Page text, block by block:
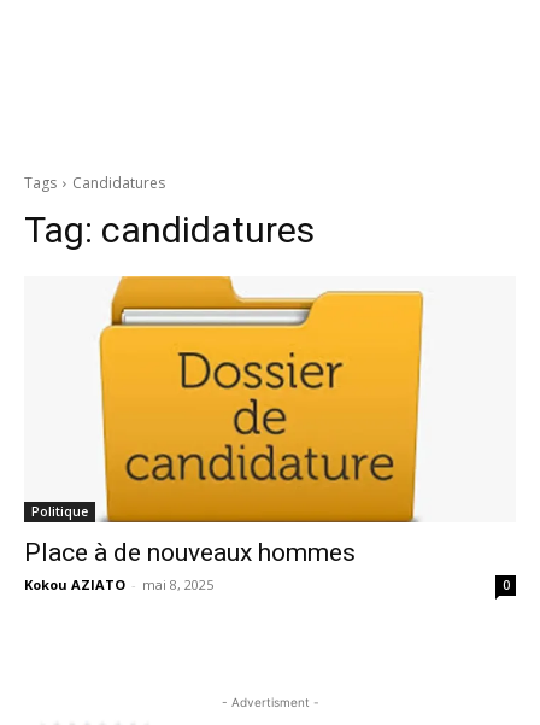
Tags Candidatures
Tag: candidatures
Politique
Place à de nouveaux hommes
Kokou AZIATO - mai 8, 2025 0
- Advertisment -